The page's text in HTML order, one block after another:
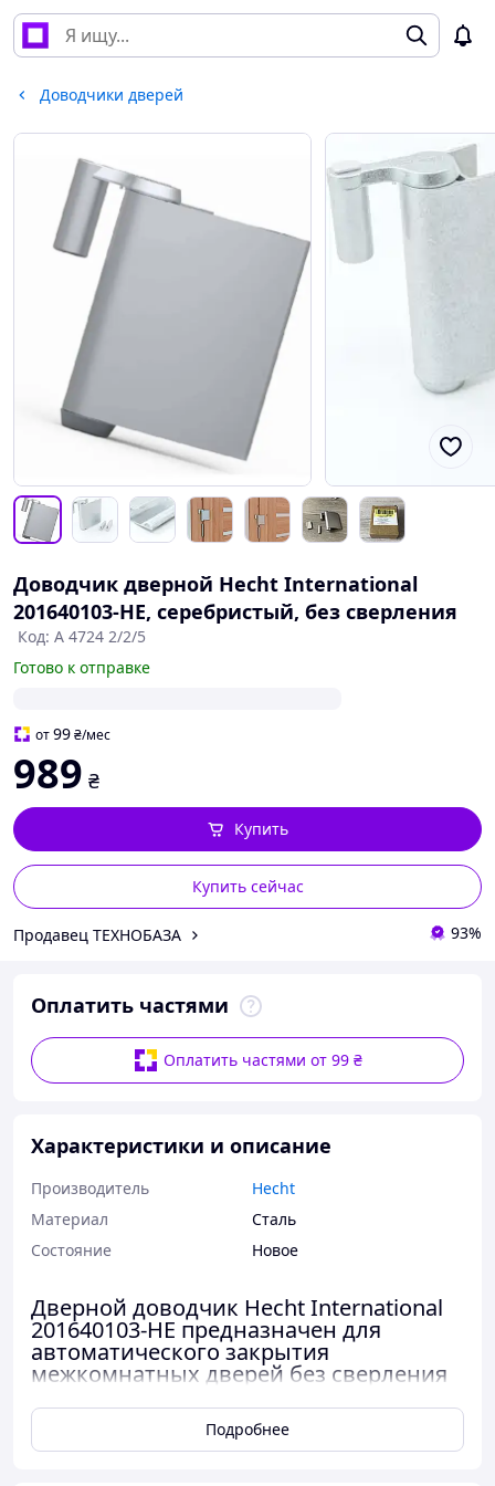
Доводчики дверей
Доводчик дверной Hecht International
201640103-HE, серебристый, без сверления
Код: А 4724 2/2/5
Готово к отправке
от99₴/мес
989 ₴
Купить сейчас
Купить
Продавец ТЕХНОБАЗА 93%
Оплатить частями
Оплатить частями от 99 ₴
Характеристики и описание
Производитель
Hecht
Материал
Сталь
Состояние
Новое
Дверной доводчик Hecht International
201640103-HE предназначен для
автоматического закрытия
межкомнатных дверей без сверления
выполняется клеевым способом,
поэтому изделие подходит для дверей,
Подробнее